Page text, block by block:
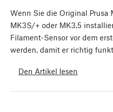
Wenn Sie die Original Prusa
MK3S/+ oder MK3.5
Filament-Sensor vor dem
werden, damit er richtig
Den Artikel lesen